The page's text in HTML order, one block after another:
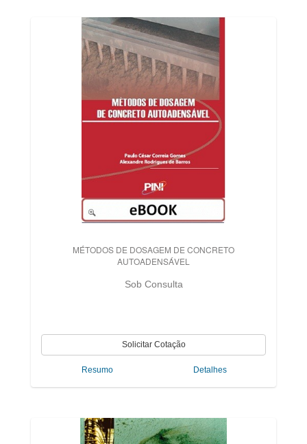
MÉTODOS DE DOSAGEM DE CONCRETO
AUTOADENSÁVEL
Sob Consulta
Resumo Detalhes